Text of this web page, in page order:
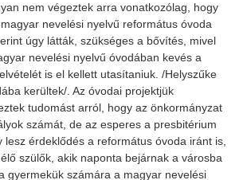
nem végeztek arra vonatkozólag, hogy
nevelési nyelvű református óvoda
úgy látták, szükséges a bővítés, mivel
nevelési nyelvű óvodában kevés a
is el kellett utasítaniuk. /Helyszűke
kerültek/. Az óvodai projektjük
tudomást arról, hogy az önkormányzat
számát, de az esperes a presbitérium
érdeklődés a református óvoda iránt is,
szülők, akik naponta bejárnak a városba
gyermekük számára a magyar nevelési